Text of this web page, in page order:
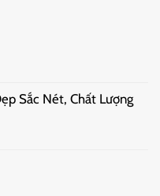
Sắc Nét, Chất Lượng